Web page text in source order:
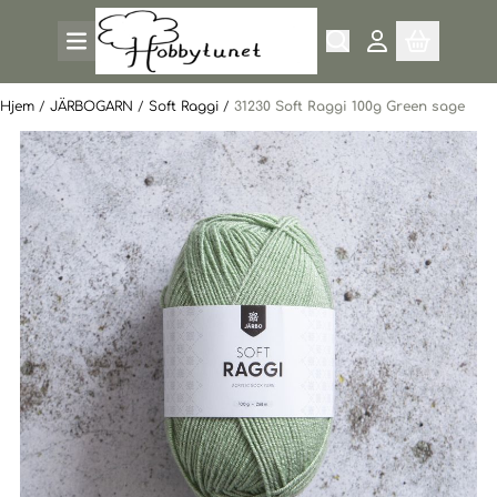
Hopp til innhold
Hjem / JÄRBOGARN / Soft Raggi / 31230 Soft Raggi 100g Green sage